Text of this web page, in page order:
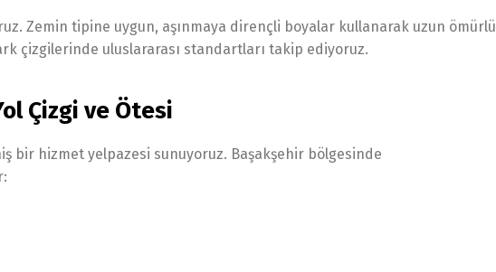
Zemin tipine uygun, aşınmaya dirençli boyalar kullanarak uzun ömürlü
çizgilerinde uluslararası standartları takip ediyoruz.
Çizgi ve Ötesi
bir hizmet yelpazesi sunuyoruz. Başakşehir bölgesinde